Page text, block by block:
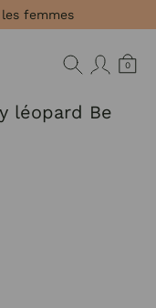
femmes
0
léopard Be